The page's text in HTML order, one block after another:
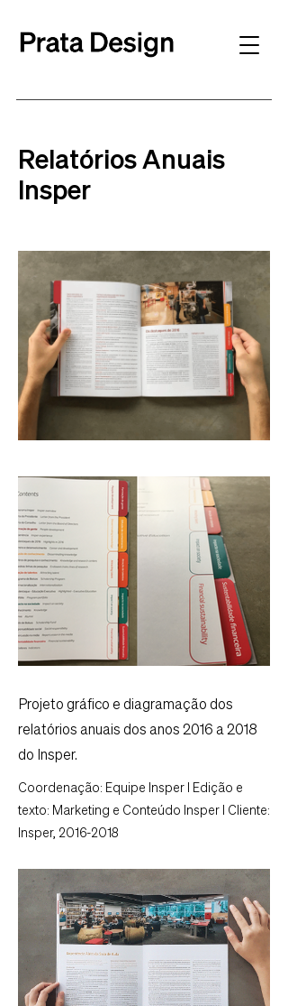
Relatórios Anuais
Insper
Projeto gráfico e diagramação dos
relatórios anuais dos anos 2016 a 2018
do Insper.
Coordenação: Equipe Insper I Edição e
texto: Marketing e Conteúdo Insper I Cliente:
Insper, 2016-2018